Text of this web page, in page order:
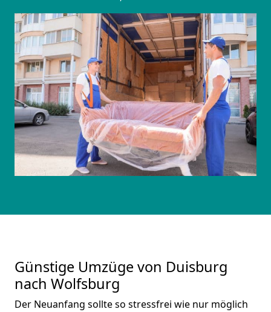
Günstige Umzüge von Duisburg
nach Wolfsburg
Der Neuanfang sollte so stressfrei wie nur möglich